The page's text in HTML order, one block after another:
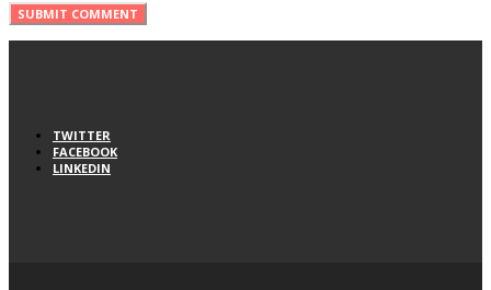
TWITTER
FACEBOOK
LINKEDIN